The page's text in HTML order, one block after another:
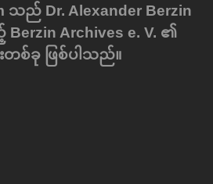
သည် Dr. Alexander Berzin
Archives e. V. ၏
တစ်ခု ဖြစ်ပါသည်။